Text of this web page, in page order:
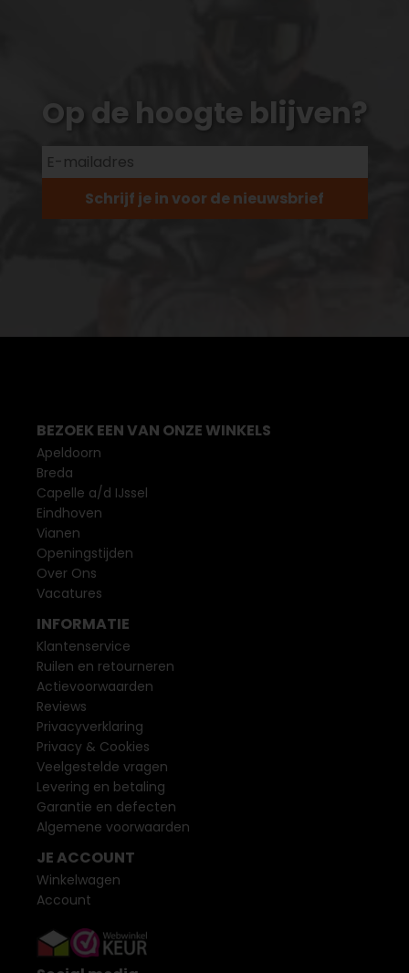
Op de hoogte blijven?
Schrijf je in voor de nieuwsbrief
BEZOEK EEN VAN ONZE WINKELS
Apeldoorn
Breda
Capelle a/d IJssel
Eindhoven
Vianen
Openingstijden
Over Ons
Vacatures
INFORMATIE
Klantenservice
Ruilen en retourneren
Actievoorwaarden
Reviews
Privacyverklaring
Privacy & Cookies
Veelgestelde vragen
Levering en betaling
Garantie en defecten
Algemene voorwaarden
JE ACCOUNT
Winkelwagen
Account